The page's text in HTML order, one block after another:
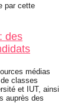
par cette
des
médias
classes
et IUT, ainsi
auprès des